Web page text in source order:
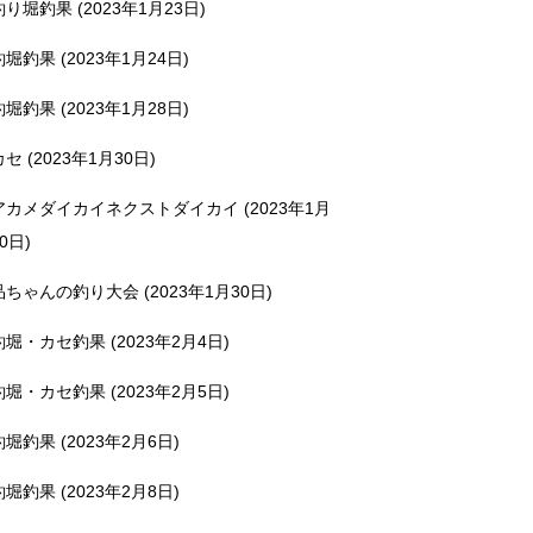
り堀釣果 (2023年1月23日)
堀釣果 (2023年1月24日)
堀釣果 (2023年1月28日)
セ (2023年1月30日)
カメダイカイネクストダイカイ (2023年1月
日)
ちゃんの釣り大会 (2023年1月30日)
堀・カセ釣果 (2023年2月4日)
堀・カセ釣果 (2023年2月5日)
堀釣果 (2023年2月6日)
堀釣果 (2023年2月8日)